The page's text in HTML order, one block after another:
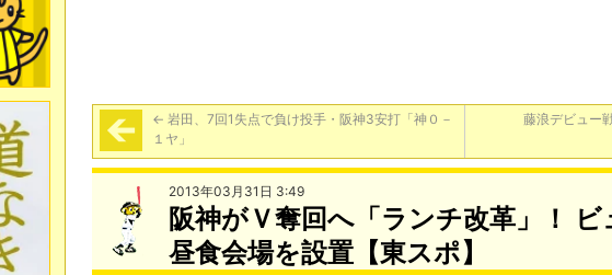
← 岩田、7回1失点で負け投手・阪神3安打「神０－
１ヤ」
藤浪デビュー
2013年03月31日 3:49
阪神がＶ奪回へ「ランチ改革」！
昼食会場を設置【東スポ】